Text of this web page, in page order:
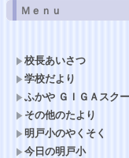
Ｍｅｎｕ
校長あいさつ
学校だより
ふかや ＧＩＧＡスク
その他のたより
明戸小のやくそく
今日の明戸小